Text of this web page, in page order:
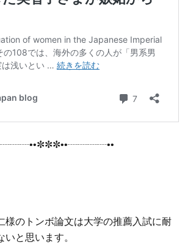
様のトンボ論文は大学の推薦入試に耐
いと思います。